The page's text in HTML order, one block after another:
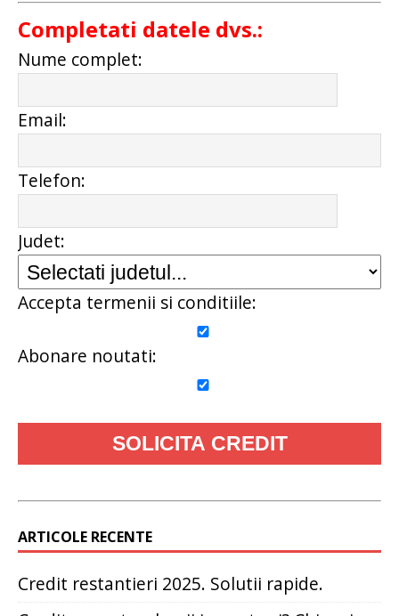
Completati datele dvs.:
Nume complet:
Email:
Telefon:
Judet:
Accepta termenii si conditiile:
Abonare noutati:
ARTICOLE RECENTE
Credit restantieri 2025. Solutii rapide.